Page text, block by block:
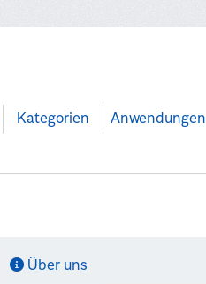
Kategorien Anwendungen
Über uns